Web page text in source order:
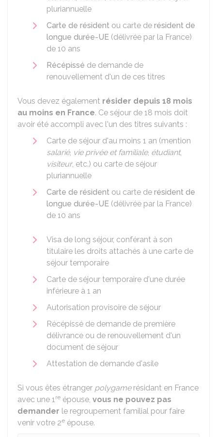
pluriannuelle
Carte de résident ou carte de résident de
longue durée-UE (délivrée par la France)
de 10 ans
Récépissé de demande de
renouvellement d'un de ces titres
Vous devez également résider depuis 18 mois
au moins en France. Ce séjour de 18 mois doit
avoir été accompli avec l'un des titres suivants :
Carte de séjour d'au moins 1 an (mention
salarié, vie privée et familiale, étudiant,
visiteur, etc.) ou carte de séjour
pluriannuelle
Carte de résident ou carte de résident de
longue durée-UE (délivrée par la France)
de 10 ans
Visa de long séjour, conférant à son
titulaire les droits attachés à une carte de
séjour temporaire
Carte de séjour temporaire d'une durée
inférieure à 1 an
Autorisation provisoire de séjour
Récépissé de demande de première
délivrance ou de renouvellement d'un
document de séjour
Attestation de demande d'asile
Si vous êtes étranger polygamerésidant en France
avec une 1re épouse, vous ne pouvez pas
demander le regroupement familial pour faire
venir votre 2e épouse.